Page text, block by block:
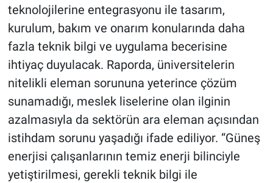
teknolojilerine entegrasyonu ile tasarım,
kurulum, bakım ve onarım konularında daha
fazla teknik bilgi ve uygulama becerisine
ihtiyaç duyulacak. Raporda, üniversitelerin
nitelikli eleman sorununa yeterince çözüm
sunamadığı, meslek liselerine olan ilginin
azalmasıyla da sektörün ara eleman açısından
istihdam sorunu yaşadığı ifade ediliyor. “Güneş
enerjisi çalışanlarının temiz enerji bilinciyle
yetiştirilmesi, gerekli teknik bilgi ile